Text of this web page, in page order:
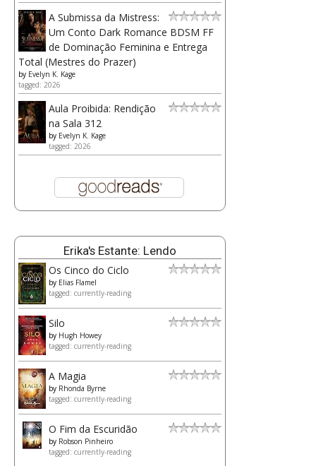
A Submissa da Mistress:
Um Conto Dark Romance BDSM FF
de Dominação Feminina e Entrega
Total (Mestres do Prazer)
by Evelyn K. Kage
tagged: 2026
Aula Proibida: Rendição
na Sala 312
by Evelyn K. Kage
tagged: 2026
Erika's Estante: Lendo
Os Cinco do Ciclo
by Elias Flamel
tagged: currently-reading
Silo
by Hugh Howey
tagged: currently-reading
A Magia
by Rhonda Byrne
tagged: currently-reading
O Fim da Escuridão
by Robson Pinheiro
tagged: currently-reading